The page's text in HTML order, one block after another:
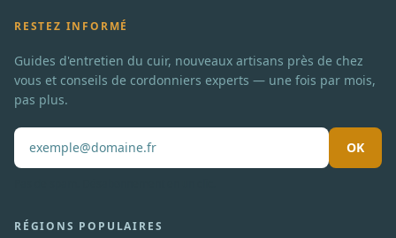
RESTEZ INFORMÉ
Guides d'entretien du cuir, nouveaux artisans près de chez
vous et conseils de cordonniers experts — une fois par mois,
pas plus.
OK
RÉGIONS POPULAIRES